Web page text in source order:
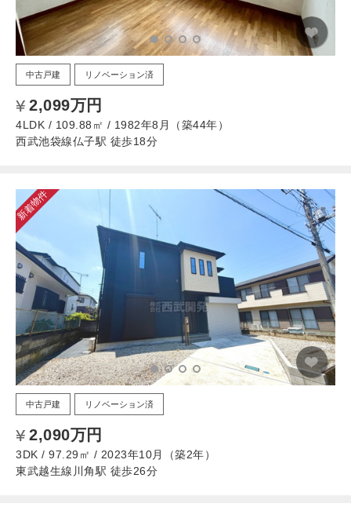
中古戸建 リノベーション済
2,099万円
4LDK / 109.88㎡ / 1982年8月（築44年）
西武池袋線仏子駅 徒歩18分
新着物件
中古戸建 リノベーション済
2,090万円
3DK / 97.29㎡ / 2023年10月（築2年）
東武越生線川角駅 徒歩26分